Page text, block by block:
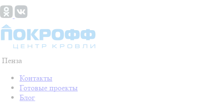
Пенза
Контакты
Готовые проекты
Блог